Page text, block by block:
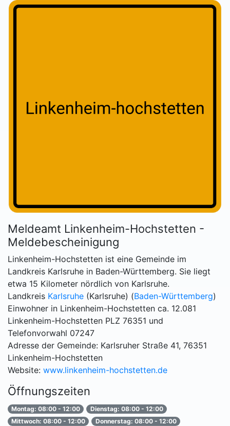
Meldeamt Linkenheim-Hochstetten -
Meldebescheinigung
Linkenheim-Hochstetten ist eine Gemeinde im
Landkreis Karlsruhe in Baden-Württemberg. Sie liegt
etwa 15 Kilometer nördlich von Karlsruhe.
Landkreis Karlsruhe (Karlsruhe) (Baden-Württemberg)
Einwohner in Linkenheim-Hochstetten ca. 12.081
Linkenheim-Hochstetten PLZ 76351 und
Telefonvorwahl 07247
Adresse der Gemeinde: Karlsruher Straße 41, 76351
Linkenheim-Hochstetten
Website: www.linkenheim-hochstetten.de
Öffnungszeiten
Montag: 08:00 - 12:00
Dienstag: 08:00 - 12:00
Mittwoch: 08:00 - 12:00
Donnerstag: 08:00 - 12:00